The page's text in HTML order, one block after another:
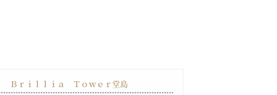
Ｂｒｉｌｌｉａ Ｔｏｗｅｒ堂島